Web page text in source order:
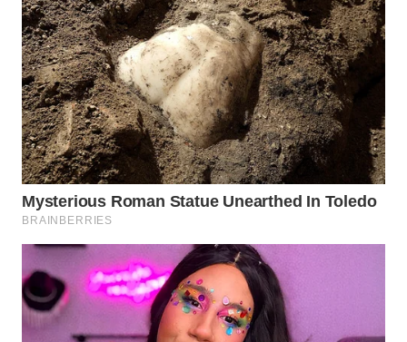
SUMEDANG
WN
CIANJUR
WN
KEPULAUAN
SERIBU
WN
WN
BINJAI